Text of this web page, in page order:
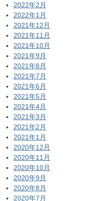
2022年2月
2022年1月
2021年12月
2021年11月
2021年10月
2021年9月
2021年8月
2021年7月
2021年6月
2021年5月
2021年4月
2021年3月
2021年2月
2021年1月
2020年12月
2020年11月
2020年10月
2020年9月
2020年8月
2020年7月